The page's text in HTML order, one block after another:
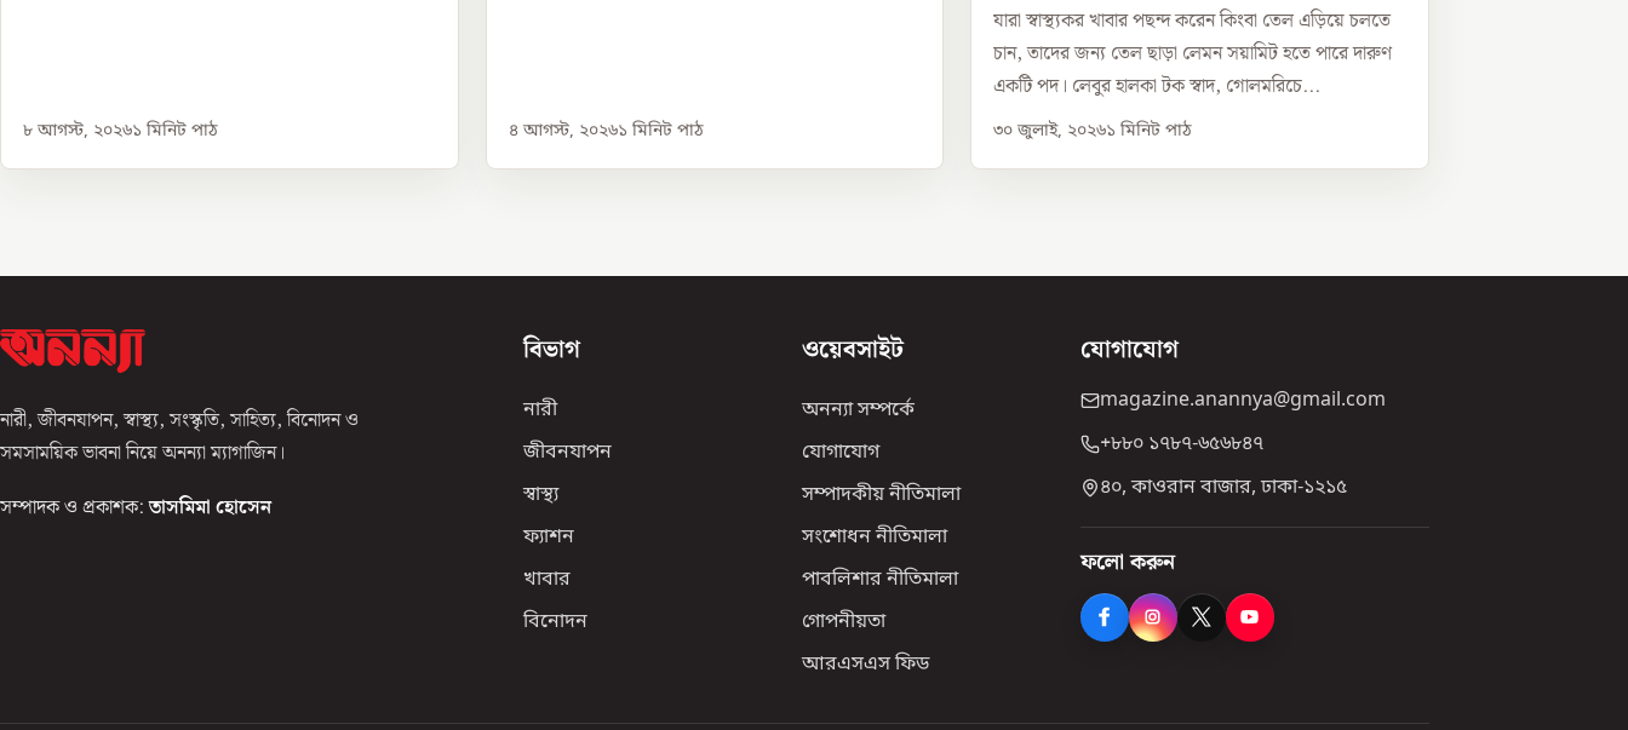
৮ আগস্ট, ২০২৬১ মিনিট পাঠ ৪ আগস্ট, ২০২৬১ মিনিট পাঠ
যারা স্বাস্থ্যকর খাবার পছন্দ করেন কিংবা তেল এড়িয়ে চলতে
চান, তাদের জন্য তেল ছাড়া লেমন সয়ামিট হতে পারে দারুণ
একটি পদ। লেবুর হালকা টক স্বাদ, গোলমরিচে...
৩০ জুলাই, ২০২৬১ মিনিট পাঠ
নারী, জীবনযাপন, স্বাস্থ্য, সংস্কৃতি, সাহিত্য, বিনোদন ও
সমসাময়িক ভাবনা নিয়ে অনন্যা ম্যাগাজিন।
সম্পাদক ও প্রকাশক: তাসমিমা হোসেন
বিভাগ
নারী
জীবনযাপন
স্বাস্থ্য
ফ্যাশন
খাবার
বিনোদন
ওয়েবসাইট
অনন্যা সম্পর্কে
যোগাযোগ
সম্পাদকীয় নীতিমালা
সংশোধন নীতিমালা
পাবলিশার নীতিমালা
গোপনীয়তা
আরএসএস ফিড
যোগাযোগ
magazine.anannya@gmail.com
+৮৮০ ১৭৮৭-৬৫৬৮৪৭
৪০, কাওরান বাজার, ঢাকা-১২১৫
ফলো করুন